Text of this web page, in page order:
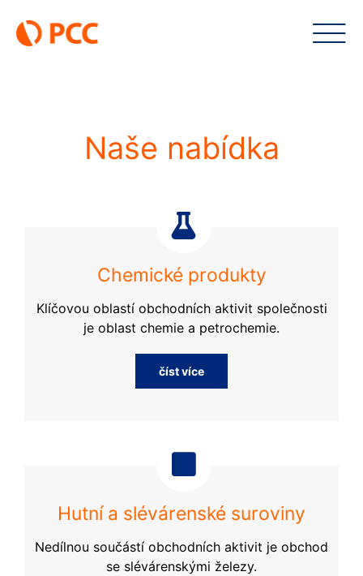
content
Naše nabídka
Chemické produkty
Klíčovou oblastí obchodních aktivit společnosti
je oblast chemie a petrochemie.
číst více
Hutní a slévárenské suroviny
Nedílnou součástí obchodních aktivit je obchod
se slévárenskými železy.